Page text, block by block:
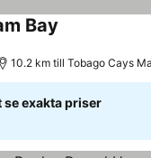
Bay
10.2 km till Tobago Cays
se exakta priser